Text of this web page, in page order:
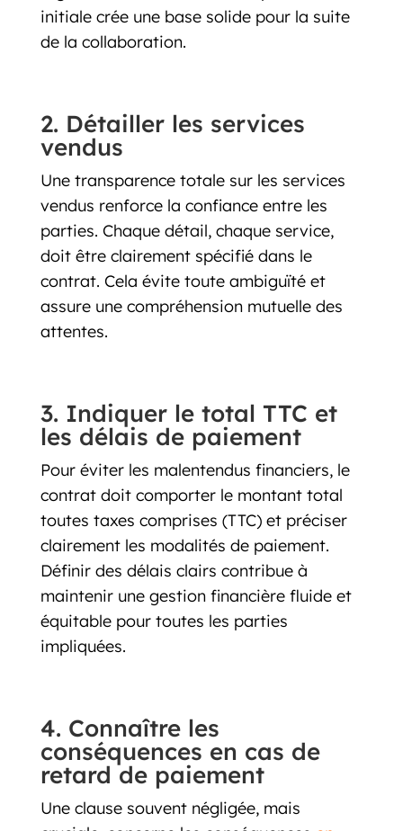
initiale crée une base solide pour la suite
de la collaboration.
2. Détailler les services
vendus
Une transparence totale sur les services
vendus renforce la confiance entre les
parties. Chaque détail, chaque service,
doit être clairement spécifié dans le
contrat. Cela évite toute ambiguïté et
assure une compréhension mutuelle des
attentes.
3. Indiquer le total TTC et
les délais de paiement
Pour éviter les malentendus financiers, le
contrat doit comporter le montant total
toutes taxes comprises (TTC) et préciser
clairement les modalités de paiement.
Définir des délais clairs contribue à
maintenir une gestion financière fluide et
équitable pour toutes les parties
impliquées.
4. Connaître les
conséquences en cas de
retard de paiement
Une clause souvent négligée, mais